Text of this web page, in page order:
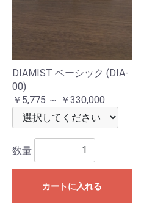
DIAMIST ベーシック (DIA-
00)
￥5,775 ～ ￥330,000
数量
カートに入れる